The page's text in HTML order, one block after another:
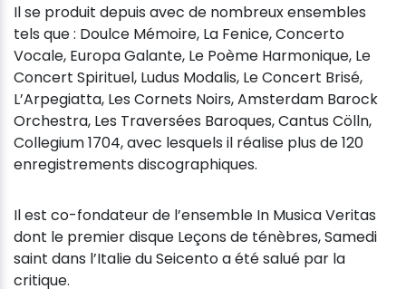
Il se produit depuis avec de nombreux ensembles
tels que : Doulce Mémoire, La Fenice, Concerto
Vocale, Europa Galante, Le Poème Harmonique, Le
Concert Spirituel, Ludus Modalis, Le Concert Brisé,
L’Arpegiatta, Les Cornets Noirs, Amsterdam Barock
Orchestra, Les Traversées Baroques, Cantus Cölln,
Collegium 1704, avec lesquels il réalise plus de 120
enregistrements discographiques.
Il est co-fondateur de l’ensemble In Musica Veritas
dont le premier disque Leçons de ténèbres, Samedi
saint dans l’Italie du Seicento a été salué par la
critique.